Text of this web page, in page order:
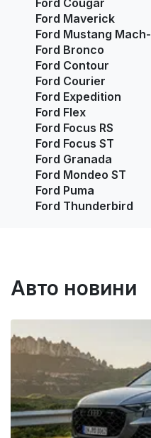
Ford Maverick
Ford Mustang
Ford Bronco
Ford Contour
Ford Courier
Ford Expedition
Ford Flex
Ford Focus RS
Ford Focus ST
Ford Granada
Ford Mondeo ST
Ford Puma
Ford Thunderbird
Авто новини